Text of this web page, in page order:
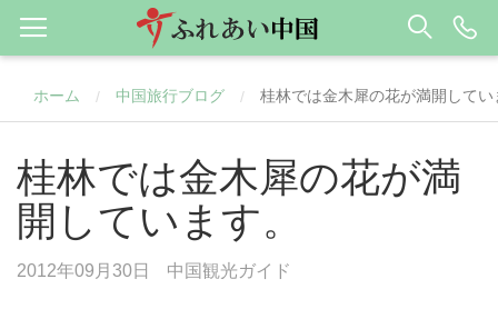
ホーム / 中国旅行ブログ / 桂林では金木犀の花が満開してい
桂林では金木犀の花が満
開しています。
2012年09月30日 中国観光ガイド